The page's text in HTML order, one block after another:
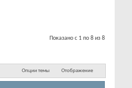
Показано с 1 по 8 из 8
Опции темы Отображение